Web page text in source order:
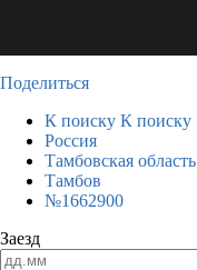
Поделиться
К поиску К поиску
Россия
Тамбовская область
Тамбов
№1662900
Заезд